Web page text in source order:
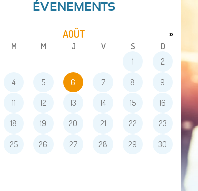
ÉVENEMENTS
AOÛT »
M M J V S
D
1
2
4 5 6 7 8 9
11 12 13 14 15 16
18 19 20 21 22 23
25 26 27 28 29 30